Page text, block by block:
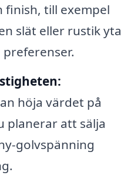
till exempel
slät eller rustik yta
höja värdet på
planerar att sälja
golvspänning